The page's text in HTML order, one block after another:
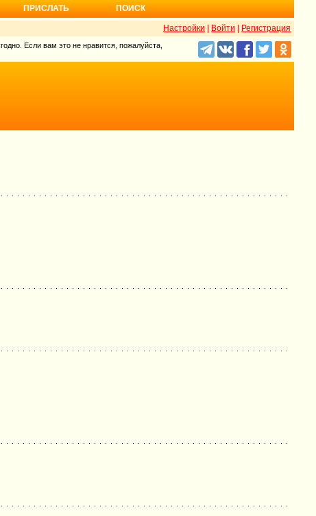
ПРИСЛАТЬ ПОИСК
Настройки Войти Регистрация
Если вам это не нравится, пожалуйста,